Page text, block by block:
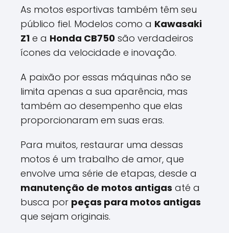
As motos esportivas também têm seu
público fiel. Modelos como a Kawasaki
Z1 e a Honda CB750 são verdadeiros
ícones da velocidade e inovação.
A paixão por essas máquinas não se
limita apenas a sua aparência, mas
também ao desempenho que elas
proporcionaram em suas eras.
Para muitos, restaurar uma dessas
motos é um trabalho de amor, que
envolve uma série de etapas, desde a
manutenção de motos antigas até a
busca por peças para motos antigas
que sejam originais.